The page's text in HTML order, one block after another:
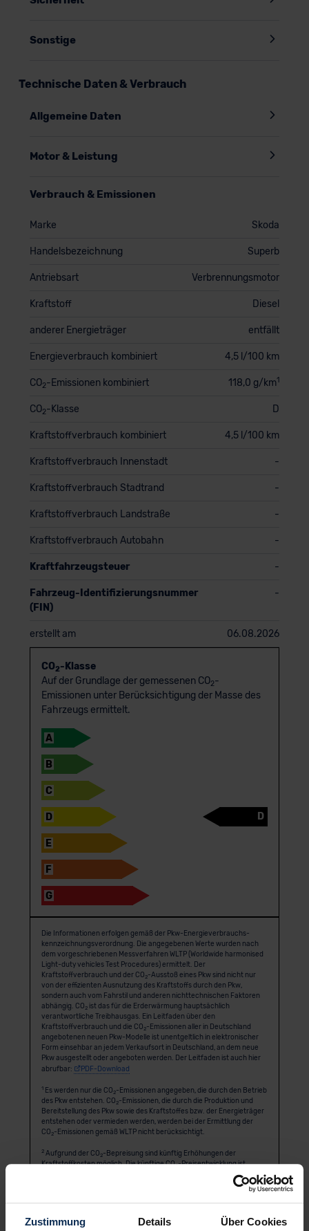
Zustimmung Details Über Cookies
Sonstige
Technische Daten & Verbrauch
Allgemeine Daten
Motor & Leistung
Verbrauch & Emissionen
Marke Skoda
Handelsbezeichnung Superb
Antriebsart Verbrennungsmotor
Kraftstoff Diesel
anderer Energieträger entfällt
Energieverbrauch kombiniert 4,5 l/100 km
CO2-Emissionen kombiniert 118,0 g/km1
CO2-Klasse D
Kraftstoffverbrauch kombiniert 4,5 l/100 km
Kraftstoffverbrauch Innenstadt -
Kraftstoffverbrauch Stadtrand -
Kraftstoffverbrauch Landstraße -
Kraftstoffverbrauch Autobahn -
Kraftfahrzeugsteuer -
Fahrzeug-Identifizierungsnummer
(FIN)
-
erstellt am 06.08.2026
CO2-Klasse
Auf der Grundlage der gemessenen CO2-
Emissionen unter Berücksichtigung der Masse des
Fahrzeugs ermittelt.
A
B
C
D
E
F
G
D
Die Informationen erfolgen gemäß der Pkw-Energie­verbrauchs­
kennzeichnungs­verordnung. Die angegebenen Werte wurden nach
dem vorgeschriebenen Messverfahren WLTP (Worldwide harmonised
Light-duty vehicles Test Procedures) ermittelt. Der
Kraftstoffverbrauch und der CO2-Ausstoß eines Pkw sind nicht nur
von der effizienten Ausnutzung des Kraftstoffs durch den Pkw,
sondern auch vom Fahrstil und anderen nichttechnischen Faktoren
abhängig. CO2ist das für die Erderwärmung hauptsächlich
verantwortliche Treibhausgas. Ein Leitfaden über den
Kraftstoffverbrauch und die CO2-Emissionen aller in Deutschland
angebotenen neuen Pkw-Modelle ist unentgeltlich in elektronischer
Form einsehbar an jedem Verkaufsort in Deutschland, an dem neue
Pkw ausgestellt oder angeboten werden. Der Leitfaden ist auch hier
abrufbar:
PDF-Download
1Es werden nur die CO2-Emissionen angegeben, die durch den Betrieb
des Pkw entstehen. CO2-Emissionen, die durch die Produktion und
Bereitstellung des Pkw sowie des Kraftstoffes bzw. der Energieträger
entstehen oder vermieden werden, werden bei der Ermittlung der
CO2-Emissionen gemäß WLTP nicht berücksichtigt.
2Aufgrund der CO2-Bepreisung sind künftig Erhöhungen der
Kraftstoffkosten möglich. Die künftige CO2-Preisentwicklung ist
-Kosten anhand von drei
-Preisen für den Zeitraum 2026 bis 2035
-Preise können sowohl höher als
auch niedriger als in den hier zugrundeliegenden Modellrechnungen
-Kosten sind beim Tanken mit den Kraftstoffkosten
zu bezahlen. Weitere Informationen unter
alternativ-mobil.info.